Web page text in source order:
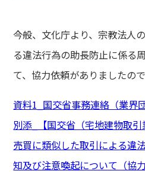
今般、文化庁より、宗教法人
る違法行為の助長防止に係る
て、協力依頼がありましたの
資料1_国交省事務連絡（業界
別添_【国交省（宅地建物取
売買に類似した取引による違
知及び注意喚起について（協